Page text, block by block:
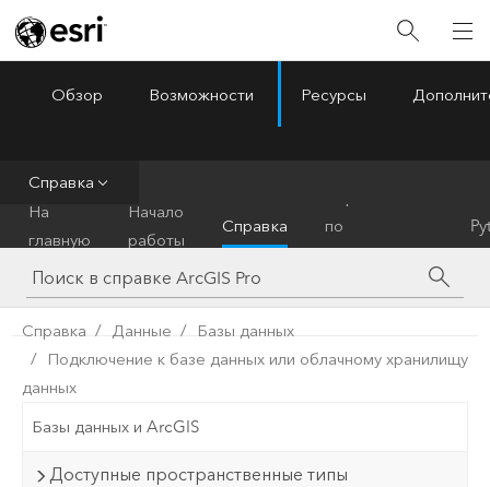
ArcGIS Pro
Обзор Возможности Ресурсы
Справка
На
главную
Начало
работы
Справка
по
инструментам
Справка Данные
Базы данных
Подключение к базе данных или облачному хранилищу
данных
Базы данных и ArcGIS
Доступные пространственные типы